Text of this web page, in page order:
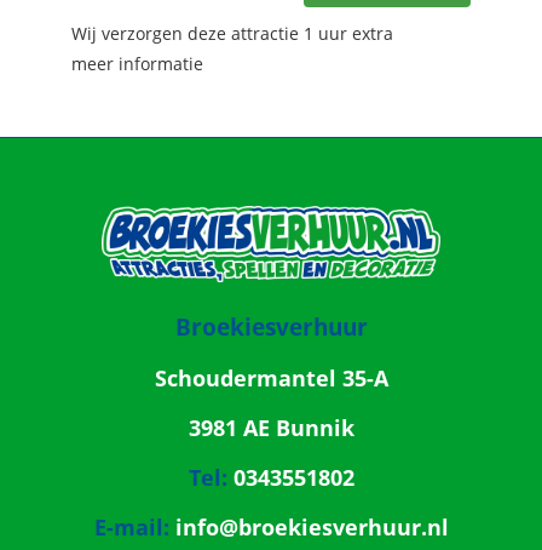
Wij verzorgen deze attractie 1 uur extra
meer informatie
Broekiesverhuur
Schoudermantel 35-A
3981 AE Bunnik
Tel: 0343551802
E-mail: info@broekiesverhuur.nl